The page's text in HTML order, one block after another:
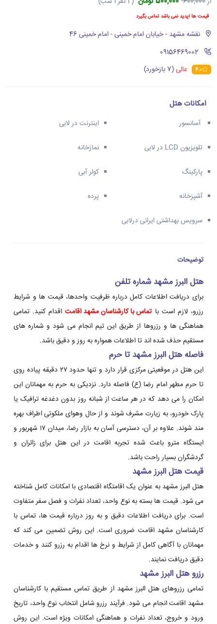
قیمت ها آپدید نمی باشد تماس بگیرد
نقشه مشهد - خیابان امام خمینی - امام خمینی 46
‪09156469002‬
4.0 عالی(7 بازخورد)
امکانات هتل
آسانسور اینترنت در لابی
تلویزیون LCD در لابی نمازخانه
پارکینگ کولر آبی
آشپزخانه پرده
سرویس بهداشتی ایرانی درلابی
توضیحات
هتل البرز مشهد شماره تلفن
برای دریافت اطلاعات کامل درباره ظرفیت واحدها، قیمت ها و شرایط
رزرو، لازم است باتماس با کارشناسان مشهد اقامتاقدام کنید. تمامی
هماهنگی ها و رزروها از طریق این تیم انجام می شود و شماره های
مستقیم حذف شده اند تا اطلاعات همواره به روز و دقیق باشد.
فاصله هتل البرز مشهد تا حرم
این هتل در موقعیتی مرکزی قرار دارد و تنها حدود ۲۷ دقیقه پیاده روی
تا حرم مطهر امام رضا (ع) فاصله دارد. نزدیکی به حرم به مهمانان این
امکان را می دهد که در هر ساعت از شبانه روز بدون دغدغه ترافیک یا
پارک خودرو، به زیارت مشرف شوند و از حال وهوای ملکوتی اطراف بهره
مند شوند. علاوه بر آن، دسترسی آسان به بازار رضا، میدان ۱۷ شهریور و
ایستگاه مترو باعث شده تجربه اقامت در این هتل برای زائران و
گردشگران بسیار راحت باشد.
قیمت هتل البرز مشهد
هتل البرز مشهد به عنوان یک اقامتگاه اقتصادی با امکانات کامل شناخته
می شود. قیمت ها بسته به نوع واحد، تعداد نفرات و فصل سفر متفاوت
است. برای دریافت اطلاعات دقیق و به روز درباره قیمت ها، تماس با
کارشناسان مشهد اقامت ضروری است. این روش تضمین می کند که
مهمانان با آگاهی کامل از شرایط و نرخ ها اقدام به رزرو کنند و خدمات
دقیق دریافت نمایند.
رزرو هتل البرز مشهد
تمامی رزروهای هتل البرز مشهد از طریق تماس مستقیم با کارشناسان
مشهد اقامت انجام می شود. فرآیند رزرو شامل انتخاب نوع واحد، تاریخ
ورود و خروج، تعداد نفرات و هماهنگی امکانات ویژه است. این روش